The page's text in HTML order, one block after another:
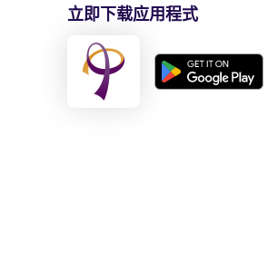
立即下载应用程式